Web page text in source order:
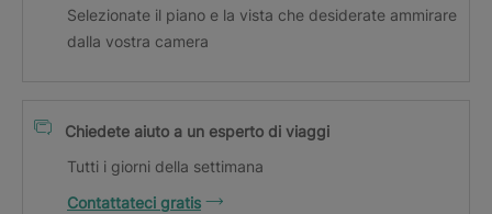
Selezionate il piano e la vista che desiderate ammirare
dalla vostra camera
Chiedete aiuto a un esperto di viaggi
Tutti i giorni della settimana
Contattateci gratis